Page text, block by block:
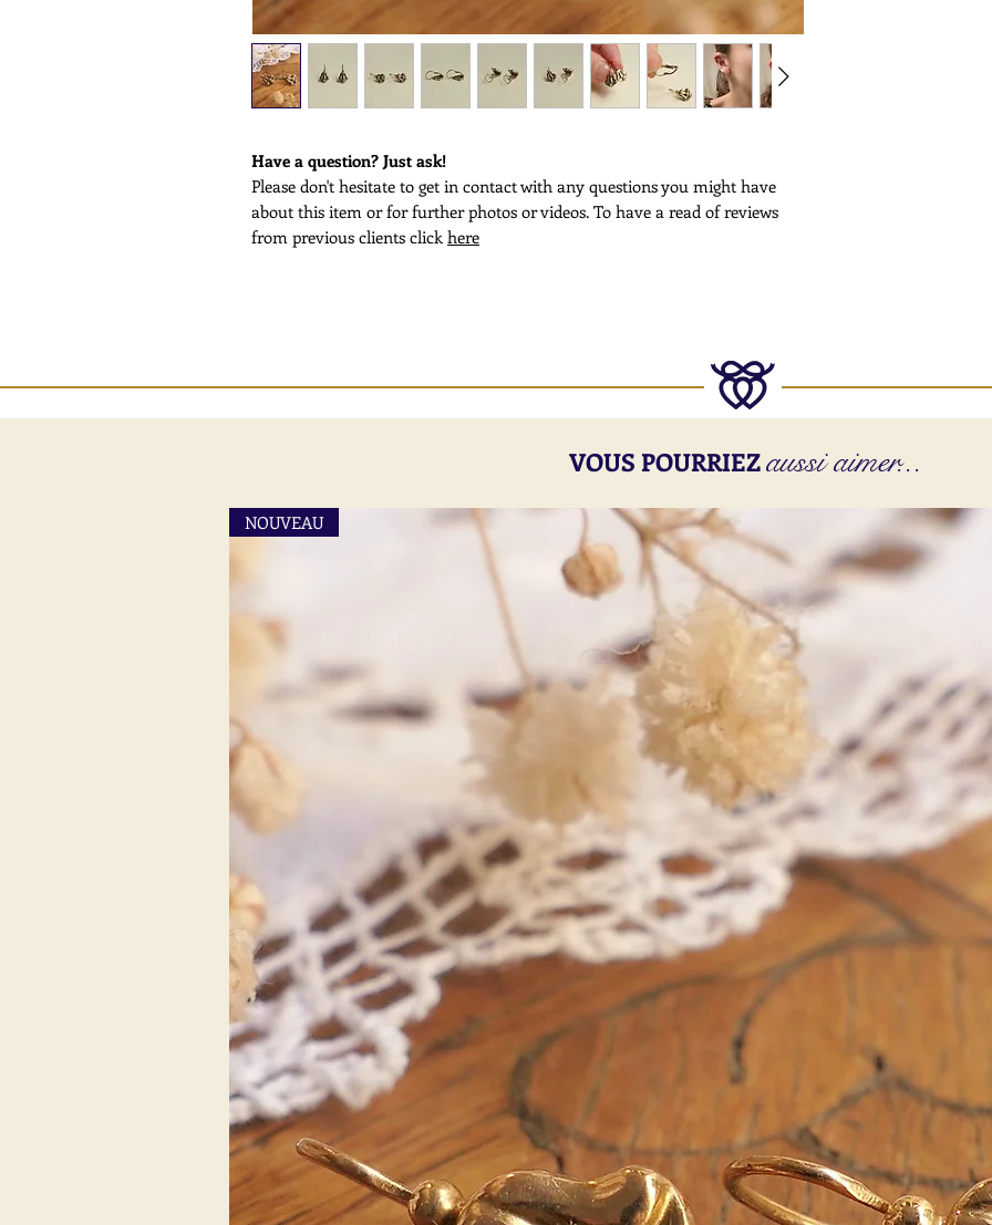
Have a question? Just ask!
Please don't hesitate to get in contact with any questions you might have
about this item or for further photos or videos. To have a read of reviews
from previous clients click here
VOUS POURRIEZaussi aimer...
NOUVEAU